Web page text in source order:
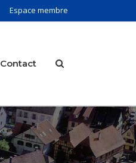
Espace membre
Contact